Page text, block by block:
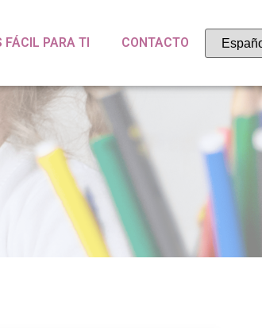
FÁCIL PARA TI CONTACTO